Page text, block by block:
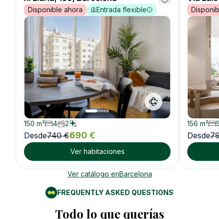
Disponible ahora Entrada flexible
150 m² 4 2
Desde740€690 €
Ver habitaciones
156 m²
Desde
Ver catálogo enBarcelona
FREQUENTLY ASKED QUESTIONS
Todo lo que querías